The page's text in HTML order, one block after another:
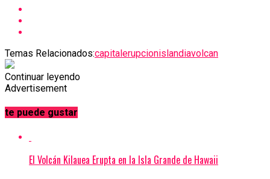
Temas Relacionados:capitalerupcionislandiavolcan
Continuar leyendo
Advertisement
te puede gustar
El Volcán Kilauea Erupta en la Isla Grande de Hawaii